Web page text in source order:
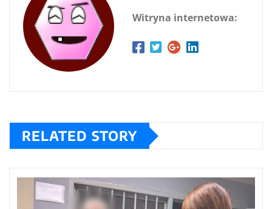
Witryna internetowa:
RELATED STORY